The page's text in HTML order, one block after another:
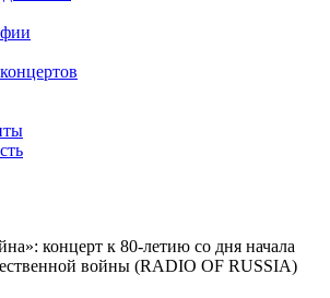
концерт к 80-летию со дня начала
войны (RADIO OF RUSSIA)